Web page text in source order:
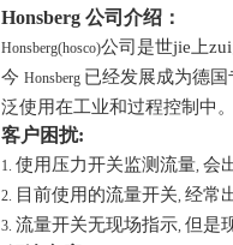
Honsberg 公司介绍：
Honsberg(hosco)公司是世jie上
今 Honsberg 已经发展成为德
泛使用在工业和过程控制中
客户困扰:
1. 使用压力开关监测流量, 会
2. 目前使用的流量开关, 经常
3. 流量开关无现场指示, 但是